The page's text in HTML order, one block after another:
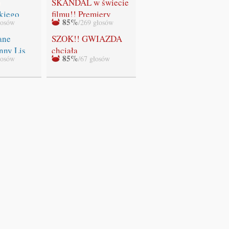
Lis
filmu!! Premiery
ostatniej części
"Zmierzchu" NIE
BĘDZIE!!!
85%/269 głosów
SZOK!! GWIAZDA
chciała
WYSTRZELAĆ
swoich fanów!!!
85%/67 głosów